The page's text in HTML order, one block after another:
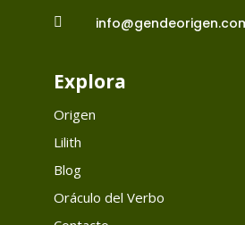

Explora
Origen
Lilith
Blog
Oráculo del Verbo